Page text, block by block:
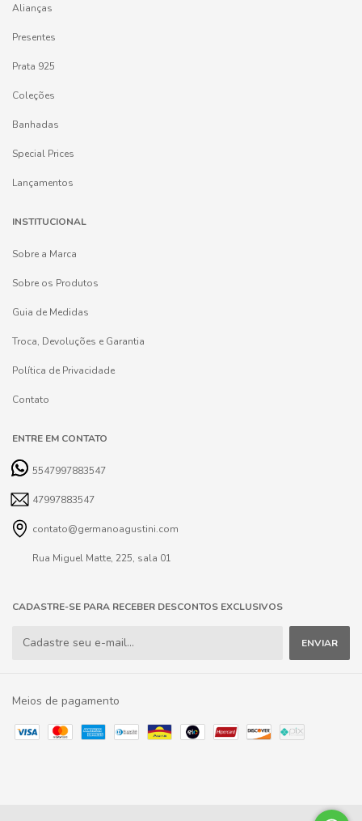
Alianças
Presentes
Prata 925
Coleções
Banhadas
Special Prices
Lançamentos
INSTITUCIONAL
Sobre a Marca
Sobre os Produtos
Guia de Medidas
Troca, Devoluções e Garantia
Política de Privacidade
Contato
ENTRE EM CONTATO
5547997883547
47997883547
contato@germanoagustini.com
Rua Miguel Matte, 225, sala 01
CADASTRE-SE PARA RECEBER DESCONTOS EXCLUSIVOS
Meios de pagamento